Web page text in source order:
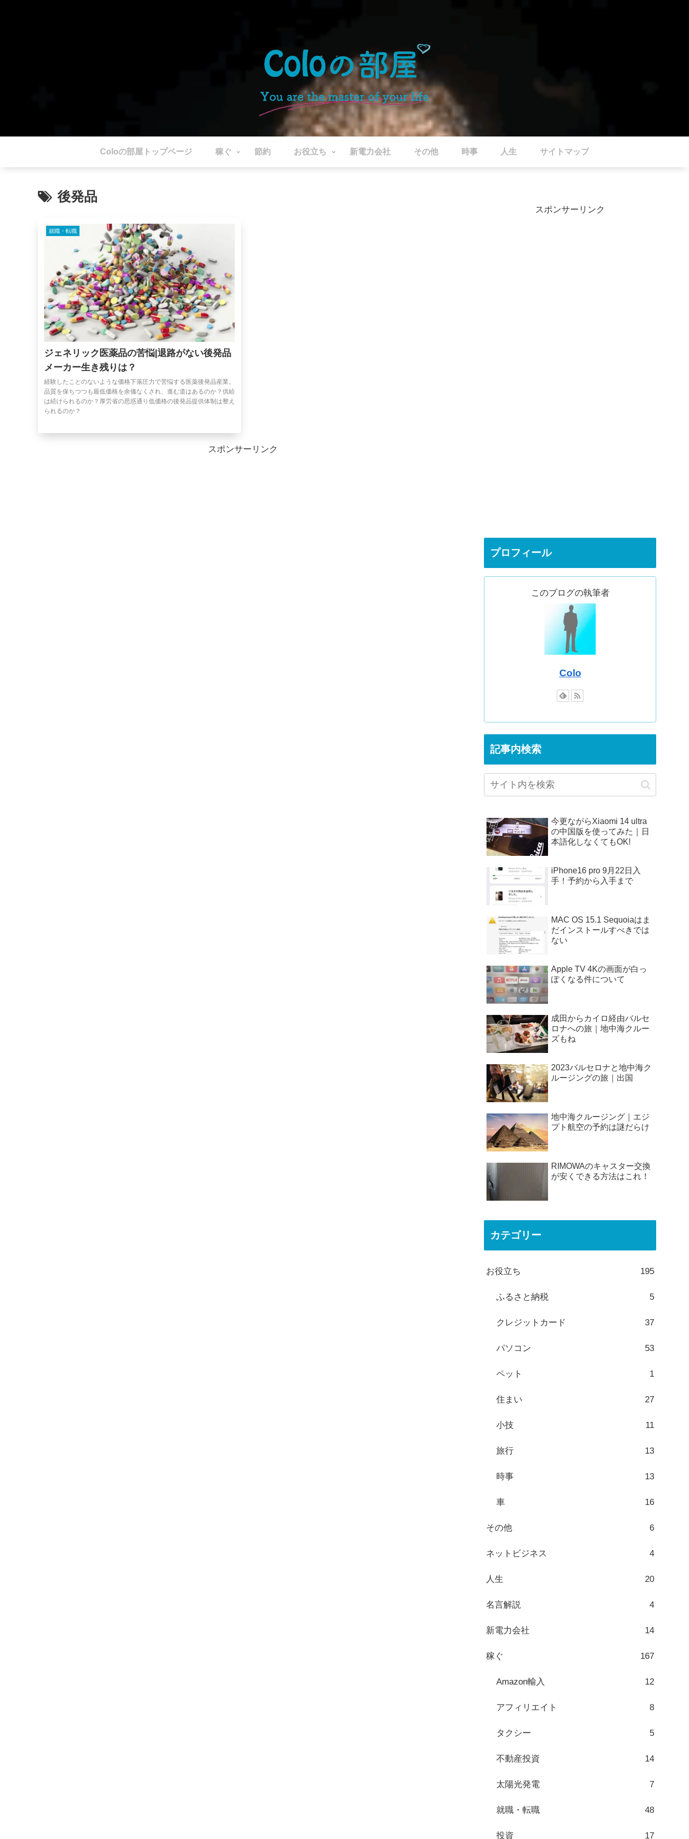
Coloの部屋トップページ 稼ぐ 節約 お役立ち 新電力会社 その他 時事 人生 サイトマップ
後発品
就職・転職
ジェネリック医薬品の苦悩|退路がない後発品
メーカー生き残りは？
経験したことのないような価格下落圧力で苦悩する医薬後発品産業。
品質を保ちつつも最低価格を余儀なくされ、進む道はあるのか？供給
は続けられるのか？厚労省の思惑通り低価格の後発品提供体制は整え
られるのか？
スポンサーリンク
スポンサーリンク
プロフィール
このブログの執筆者
Colo
記事内検索
今更ながらXiaomi 14 ultra
の中国版を使ってみた｜日
本語化しなくてもOK!
iPhone16 pro 9月22日入
手！予約から入手まで
MAC OS 15.1 Sequoiaはま
だインストールすべきでは
ない
Apple TV 4Kの画面が白っ
ぽくなる件について
成田からカイロ経由バルセ
ロナへの旅｜地中海クルー
ズもね
2023バルセロナと地中海ク
ルージングの旅｜出国
地中海クルージング｜エジ
プト航空の予約は謎だらけ
RIMOWAのキャスター交換
が安くできる方法はこれ！
カテゴリー
お役立ち 195
ふるさと納税 5
クレジットカード 37
パソコン 53
ペット 1
住まい 27
小技 11
旅行 13
時事 13
車 16
その他 6
ネットビジネス 4
人生 20
名言解説 4
新電力会社 14
稼ぐ 167
Amazon輸入 12
アフィリエイト 8
タクシー 5
不動産投資 14
太陽光発電 7
就職・転職 48
投資 17